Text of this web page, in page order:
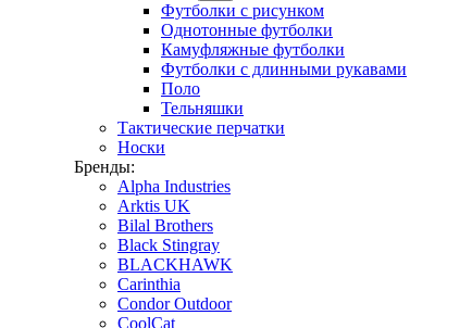
Футболки с рисунком
Однотонные футболки
Камуфляжные футболки
Футболки с длинными рукавами
Поло
Тельняшки
Тактические перчатки
Носки
Бренды:
Alpha Industries
Arktis UK
Bilal Brothers
Black Stingray
BLACKHAWK
Carinthia
Condor Outdoor
CoolCat